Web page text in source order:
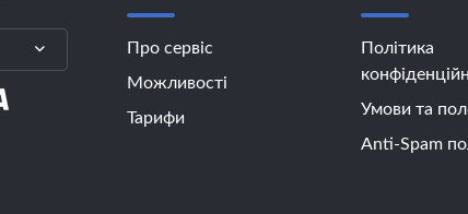
Про сервіс
Можливості
Тарифи
Політика
Умови та
Anti-Spam